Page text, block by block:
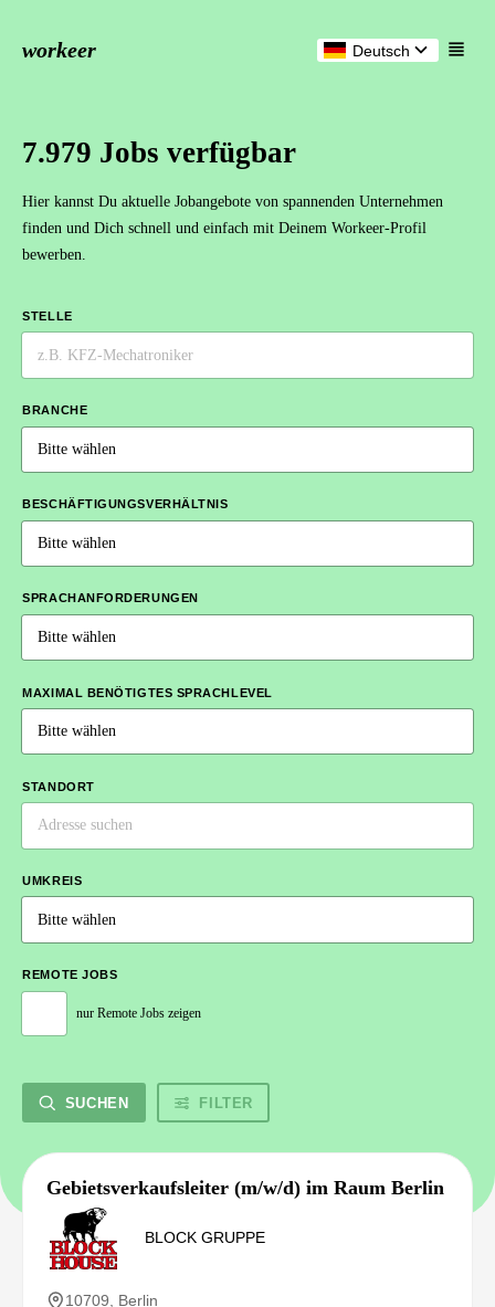
workeer Deutsch
7.979 Jobs verfügbar
Hier kannst Du aktuelle Jobangebote von spannenden Unternehmen
finden und Dich schnell und einfach mit Deinem Workeer-Profil
bewerben.
STELLE
BRANCHE
BESCHÄFTIGUNGSVERHÄLTNIS
SPRACHANFORDERUNGEN
MAXIMAL BENÖTIGTES SPRACHLEVEL
STANDORT
UMKREIS
REMOTE JOBS
nur Remote Jobs zeigen
SUCHEN FILTER
Gebietsverkaufsleiter (m/w/d) im Raum Berlin
BLOCK GRUPPE
10709, Berlin